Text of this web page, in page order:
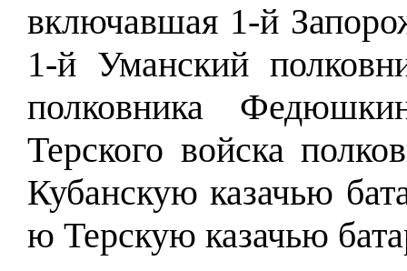
включавшая 1-й
1-й Уманский
полковника
Терского войска
Кубанскую казачью
ю Терскую казачью